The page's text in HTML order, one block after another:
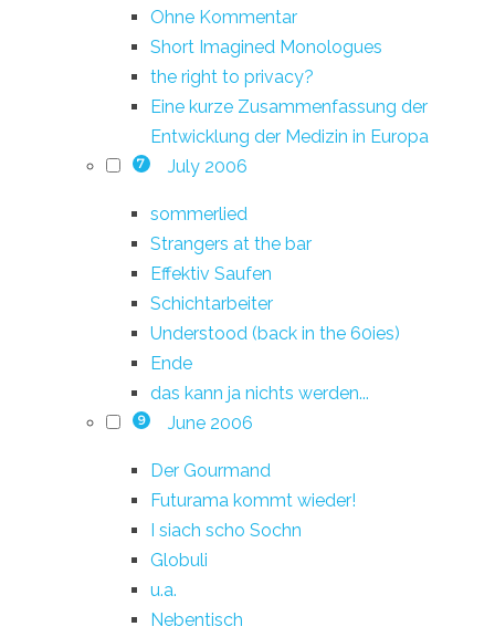
Ohne Kommentar
Short Imagined Monologues
the right to privacy?
Eine kurze Zusammenfassung der
Entwicklung der Medizin in Europa
7 July 2006
sommerlied
Strangers at the bar
Effektiv Saufen
Schichtarbeiter
Understood (back in the 60ies)
Ende
das kann ja nichts werden...
9 June 2006
Der Gourmand
Futurama kommt wieder!
I siach scho Sochn
Globuli
u.a.
Nebentisch